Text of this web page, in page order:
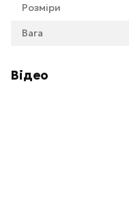
Розміри
Вага
Відео